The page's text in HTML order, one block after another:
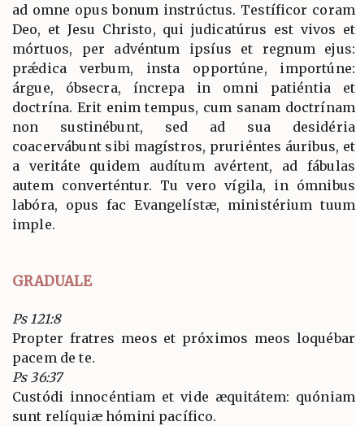
ad omne opus bonum instrúctus. Testíficor coram
Deo, et Jesu Christo, qui judicatúrus est vivos et
mórtuos, per advéntum ipsíus et regnum ejus:
prǽdica verbum, insta opportúne, importúne:
árgue, óbsecra, íncrepa in omni patiéntia et
doctrína. Erit enim tempus, cum sanam doctrínam
non sustinébunt, sed ad sua desidéria
coacervábunt sibi magístros, pruriéntes áuribus, et
a veritáte quidem audítum avértent, ad fábulas
autem converténtur. Tu vero vígila, in ómnibus
labóra, opus fac Evangelístæ, ministérium tuum
imple.
GRADUALE
Ps 121:8
Propter fratres meos et próximos meos loquébar
pacem de te.
Ps 36:37
Custódi innocéntiam et vide æquitátem: quóniam
sunt relíquiæ hómini pacífico.